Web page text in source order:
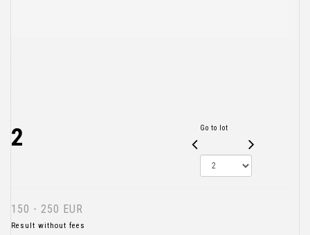
2 Go to lot
150 - 250 EUR
Result without fees